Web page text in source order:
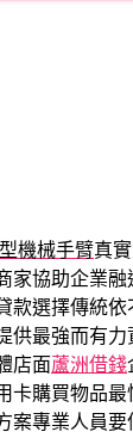
機械手臂真
家協助企業融
款選擇傳統
供最強而有
店面蘆洲借錢
卡購買物品最
案專業人員